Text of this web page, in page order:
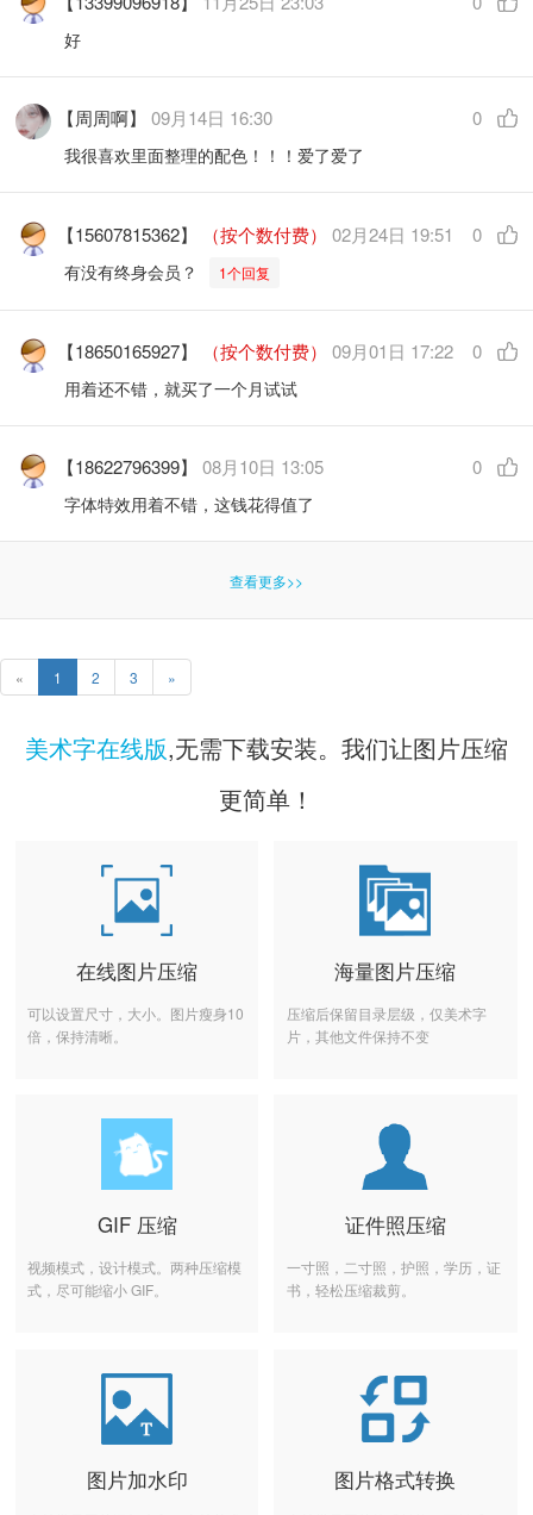
好
【周周啊】09月14日 16:30 0
我很喜欢里面整理的配色！！！爱了爱了
【15607815362】 （按个数付费） 02月24日 19:51 0
有没有终身会员？ 1个回复
【18650165927】 （按个数付费） 09月01日 17:22 0
用着还不错，就买了一个月试试
【18622796399】08月10日 13:05 0
字体特效用着不错，这钱花得值了
查看更多>>
« 1 2 3 »
美术字在线版,无需下载安装。我们让图片压缩
更简单！
在线图片压缩
可以设置尺寸，大小。图片瘦身10
倍，保持清晰。
海量图片压缩
压缩后保留目录层级，仅美术字
片，其他文件保持不变
GIF 压缩
视频模式，设计模式。两种压缩模
式，尽可能缩小 GIF。
证件照压缩
一寸照，二寸照，护照，学历，证
书，轻松压缩裁剪。
图片加水印 图片格式转换